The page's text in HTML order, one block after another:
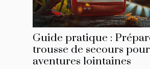
Guide pratique :
trousse de secours
aventures lointaines